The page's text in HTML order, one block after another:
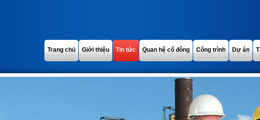
Trang chủ Giới thiệu Tin tức Quan hệ cổ đông Công trình Dự án